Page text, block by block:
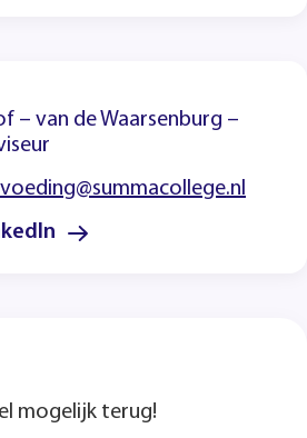
– van de Waarsenburg –
mogelijk terug!